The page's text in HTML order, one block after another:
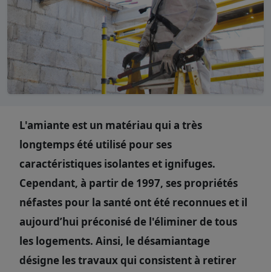
L'amiante est un matériau qui a très
longtemps été utilisé pour ses
caractéristiques isolantes et ignifuges.
Cependant, à partir de 1997, ses propriétés
néfastes pour la santé ont été reconnues et il
aujourd’hui préconisé de l'éliminer de tous
les logements. Ainsi, le désamiantage
désigne les travaux qui consistent à retirer